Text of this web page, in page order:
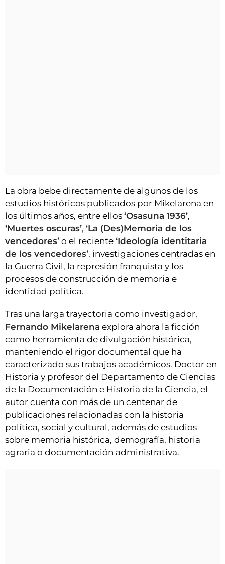
La obra bebe directamente de algunos de los
estudios históricos publicados por Mikelarena en
los últimos años, entre ellos ‘Osasuna 1936’,
‘Muertes oscuras’, ‘La (Des)Memoria de los
vencedores’ o el reciente ‘Ideología identitaria
de los vencedores’, investigaciones centradas en
la Guerra Civil, la represión franquista y los
procesos de construcción de memoria e
identidad política.
Tras una larga trayectoria como investigador,
Fernando Mikelarena explora ahora la ficción
como herramienta de divulgación histórica,
manteniendo el rigor documental que ha
caracterizado sus trabajos académicos. Doctor en
Historia y profesor del Departamento de Ciencias
de la Documentación e Historia de la Ciencia, el
autor cuenta con más de un centenar de
publicaciones relacionadas con la historia
política, social y cultural, además de estudios
sobre memoria histórica, demografía, historia
agraria o documentación administrativa.